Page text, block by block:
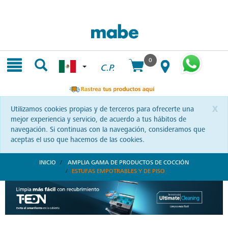
C.P.
0
x
Utilizamos cookies propias y de terceros para ofrecerte una
mejor experiencia y servicio, de acuerdo a tus hábitos de
navegación. Si continuas con la navegación, consideramos que
aceptas el uso que hacemos de las cookies.
INICIO
AMPLIA GAMA DE PRODUCTOS DE COCCIÓN
ESTUFAS EMPOTRABLES Y DE PISO